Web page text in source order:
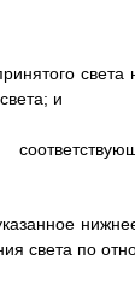
и
света по